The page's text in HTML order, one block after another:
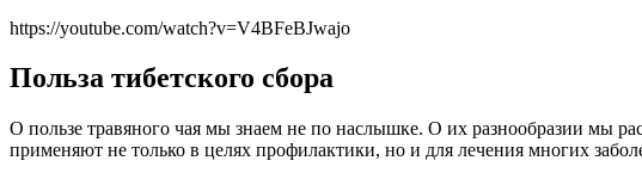
https://youtube.com/watch?v=V4BFeBJwajo
Польза тибетского сбора
О пользе травяного чая мы знаем не по наслышке. О их разнообразии мы
применяют не только в целях профилактики, но и для лечения многих